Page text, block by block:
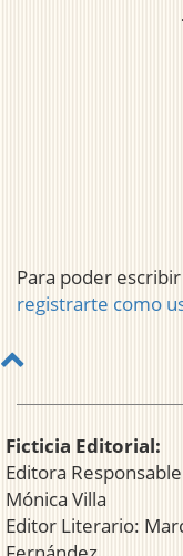
Para poder
registrarte como
Ficticia Editorial:
Editora
Mónica Villa
Editor Literario: